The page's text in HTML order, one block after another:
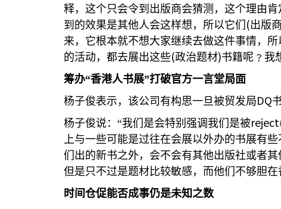
释，这个只会令到出版商会猜测，这个理由
到的效果是其他人会这样想，所以它们 (出版商
来，它根本就不想大家继续去做这件事情，所
的活动，都去展出这些(政治题材)书籍呢﹖我
筹办“香港人书展”打破官方一言堂局面
杨子俊表示，该公司有构思一旦被贸发局DQ
杨子俊说：“我们是会特别强调我们是被
上与一些可能是过往在会展以外办的书展有
们出的新书之外，会不会有其他出版社或者
但是只不过是题材比较敏感，而他们不够胆
时间仓促能否成事仍是未知之数